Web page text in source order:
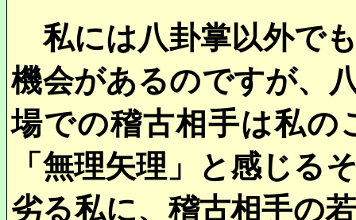
私には八卦掌以外で
機会があるのですが、
場での稽古相手は私の
「無理矢理」と感じる
劣る私に、稽古相手の